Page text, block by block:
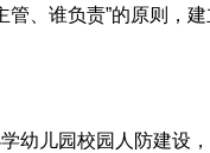
、谁负责”的原则，
儿园校园人防建设，